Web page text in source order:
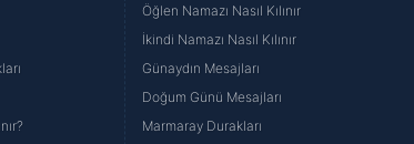
Öğlen Namazı Nasıl Kılınır
İkindi Namazı Nasıl Kılınır
Günaydın Mesajları
Doğum Günü Mesajları
Marmaray Durakları